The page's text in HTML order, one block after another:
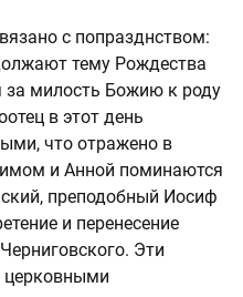
с попразднством:
тему Рождества
за милость Божию к роду
в этот день
что отражено в
и Анной поминаются
преподобный Иосиф
и перенесение
Эти
церковными